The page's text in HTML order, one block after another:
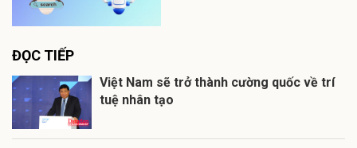
ĐỌC TIẾP
Việt Nam sẽ trở thành cường quốc về trí
tuệ nhân tạo